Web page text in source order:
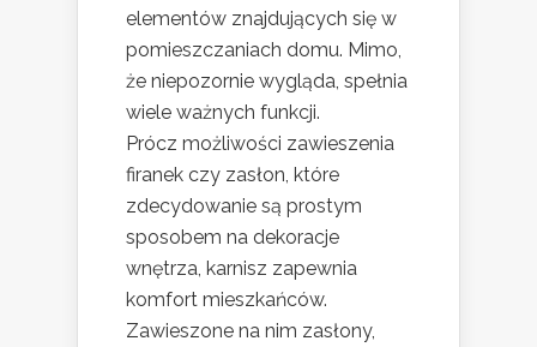
elementów znajdujących się w
pomieszczaniach domu. Mimo,
że niepozornie wygląda, spełnia
wiele ważnych funkcji.
Prócz możliwości zawieszenia
firanek czy zasłon, które
zdecydowanie są prostym
sposobem na dekoracje
wnętrza, karnisz zapewnia
komfort mieszkańców.
Zawieszone na nim zasłony,